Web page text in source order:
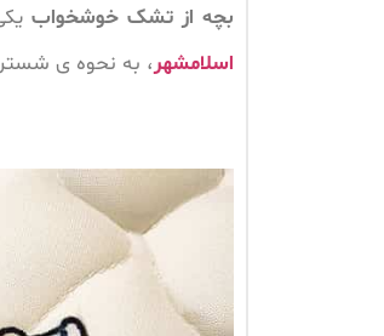
بچه از تشک خوشخواب
اسلامشهر، به نحوه ی